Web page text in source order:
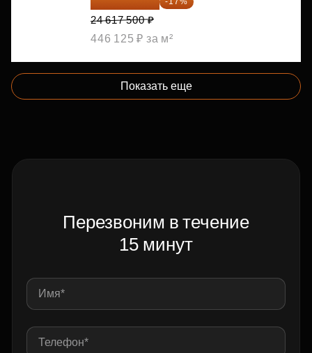
24 617 500 ₽
446 125 ₽ за м²
Показать еще
Перезвоним в течение
15 минут